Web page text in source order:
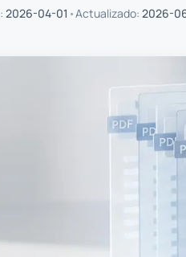
2026-04-01 •Actualizado: 2026-